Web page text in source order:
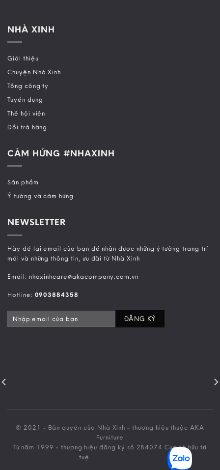
NHÀ XINH
Giới thiệu
Chuyện Nhà Xinh
Tổng công ty
Tuyển dụng
Thẻ hội viên
Đổi trả hàng
CẢM HỨNG #NHAXINH
Sản phẩm
Ý tưởng và cảm hứng
NEWSLETTER
Hãy để lại email của bạn để nhận được những ý tưởng trang trí
mới và những thông tin, ưu đãi từ Nhà Xinh
Email: nhaxinhcare@akacompany.com.vn
Hotline: 0903884358
© 2021 - Bản quyền của Nhà Xinh - thương hiệu thuộc AKA
Furniture
Từ năm 1999 - thương hiệu đăng ký số 284074 Cục sở hữu trí
tuệ